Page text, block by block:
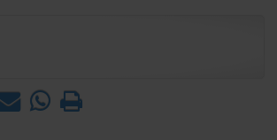
שאל WhatsApp